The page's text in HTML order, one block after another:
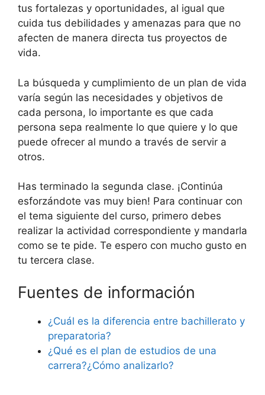
tus fortalezas y oportunidades, al igual que
cuida tus debilidades y amenazas para que no
afecten de manera directa tus proyectos de
vida.
La búsqueda y cumplimiento de un plan de vida
varía según las necesidades y objetivos de
cada persona, lo importante es que cada
persona sepa realmente lo que quiere y lo que
puede ofrecer al mundo a través de servir a
otros.
Has terminado la segunda clase. ¡Continúa
esforzándote vas muy bien! Para continuar con
el tema siguiente del curso, primero debes
realizar la actividad correspondiente y mandarla
como se te pide. Te espero con mucho gusto en
tu tercera clase.
Fuentes de información
¿Cuál es la diferencia entre bachillerato y
preparatoria?
¿Qué es el plan de estudios de una
carrera?¿Cómo analizarlo?